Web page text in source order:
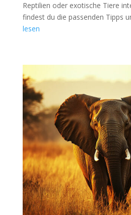
Reptilien oder exotische Tiere
findest du die passenden Tipps
lesen